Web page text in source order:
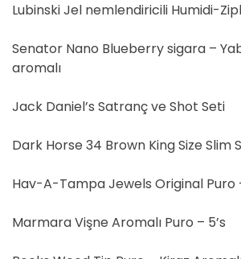
Lubinski Jel nemlendiricili Humidi-
Senator Nano Blueberry sigara –
aromalı
Jack Daniel’s Satranç ve Shot Seti
Dark Horse 34 Brown King Size Slim
Hav-A-Tampa Jewels Original Puro
Marmara Vişne Aromalı Puro – 5’s